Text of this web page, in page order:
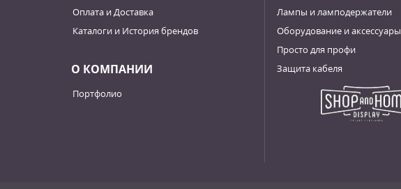
Оплата и Доставка
Каталоги и История брендов
О КОМПАНИИ
Портфолио
Лампы и ламподержатели
Оборудование и аксессуары
Просто для профи
Защита кабеля